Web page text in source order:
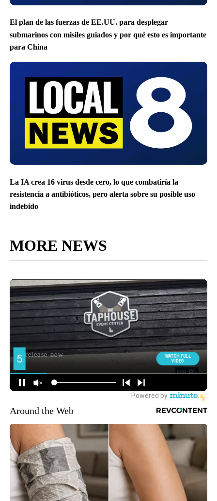
El plan de las fuerzas de EE.UU. para desplegar
submarinos con misiles guiados y por qué esto es importante
para China
La IA crea 16 virus desde cero, lo que combatiría la
resistencia a antibióticos, pero alerta sobre su posible uso
indebido
MORE NEWS
Around the Web